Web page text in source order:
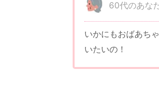
60代のあな
いかにもおばあち
いたいの！